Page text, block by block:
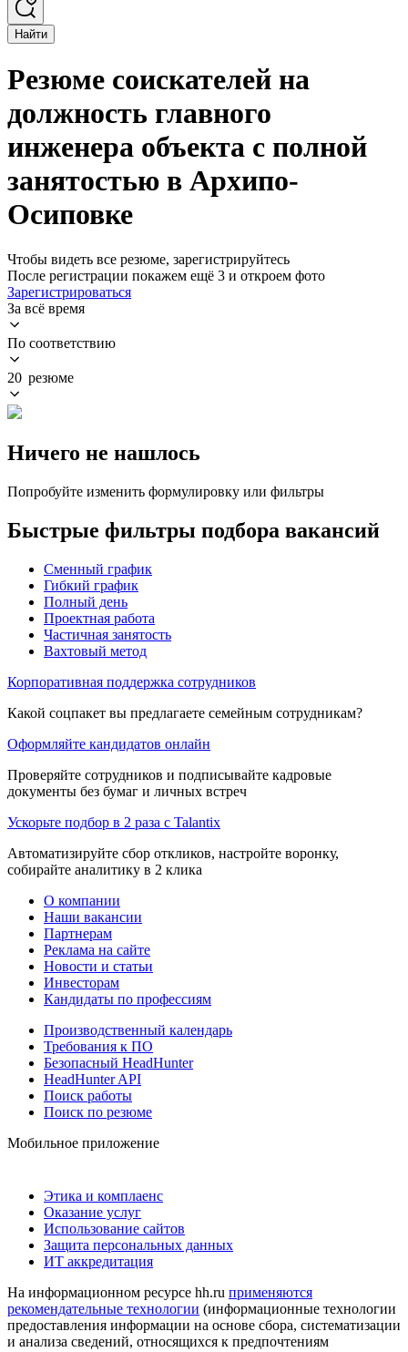
Найти
Резюме соискателей на
должность главного
инженера объекта с полной
занятостью в Архипо-
Осиповке
Чтобы видеть все резюме, зарегистрируйтесь
После регистрации покажем ещё 3 и откроем фото
Зарегистрироваться
За всё время
По соответствию
20 резюме
Ничего не нашлось
Попробуйте изменить формулировку или фильтры
Быстрые фильтры подбора вакансий
Сменный график
Гибкий график
Полный день
Проектная работа
Частичная занятость
Вахтовый метод
Корпоративная поддержка сотрудников
Какой соцпакет вы предлагаете семейным сотрудникам?
Оформляйте кандидатов онлайн
Проверяйте сотрудников и подписывайте кадровые
документы без бумаг и личных встреч
Ускорьте подбор в 2 раза с Talantix
Автоматизируйте сбор откликов, настройте воронку,
собирайте аналитику в 2 клика
О компании
Наши вакансии
Партнерам
Реклама на сайте
Новости и статьи
Инвесторам
Кандидаты по профессиям
Производственный календарь
Требования к ПО
Безопасный HeadHunter
HeadHunter API
Поиск работы
Поиск по резюме
Мобильное приложение
Этика и комплаенс
Оказание услуг
Использование сайтов
Защита персональных данных
ИТ аккредитация
На информационном ресурсе hh.ru применяются
рекомендательные технологии (информационные технологии
предоставления информации на основе сбора, систематизации
и анализа сведений, относящихся к предпочтениям